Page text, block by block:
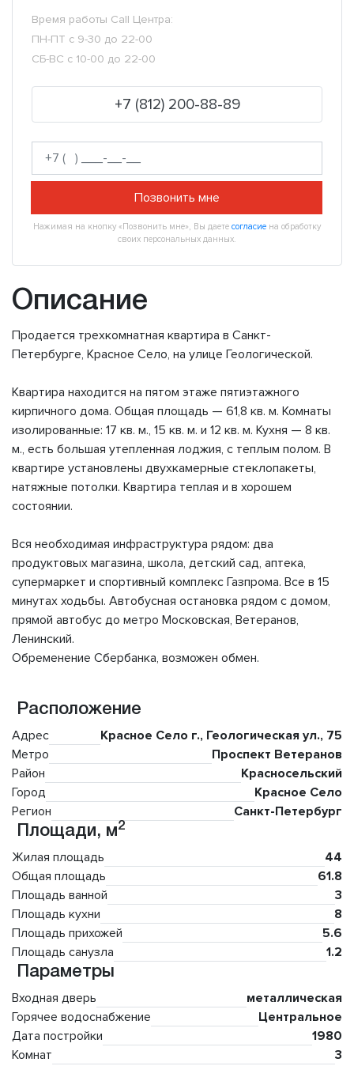
Время работы Call Центра:
ПН-ПТ с 9-30 до 22-00
СБ-ВС с 10-00 до 22-00
+7 (812) 200-88-89
Позвонить мне
Нажимая на кнопку «Позвонить мне», Вы даете согласие на обработку
своих персональных данных.
Описание
Продается трехкомнатная квартира в Санкт-
Петербурге, Красное Село, на улице Геологической.
Квартира находится на пятом этаже пятиэтажного
кирпичного дома. Общая площадь — 61,8 кв. м. Комнаты
изолированные: 17 кв. м., 15 кв. м. и 12 кв. м. Кухня — 8 кв.
м., есть большая утепленная лоджия, с теплым полом. В
квартире установлены двухкамерные стеклопакеты,
натяжные потолки. Квартира теплая и в хорошем
состоянии.
Вся необходимая инфраструктура рядом: два
продуктовых магазина, школа, детский сад, аптека,
супермаркет и спортивный комплекс Газпрома. Все в 15
минутах ходьбы. Автобусная остановка рядом с домом,
прямой автобус до метро Московская, Ветеранов,
Ленинский.
Обременение Сбербанка, возможен обмен.
Расположение
Адрес
Красное Село г., Геологическая ул., 75
Метро
Проспект Ветеранов
Район
Красносельский
Город
Красное Село
Регион
Санкт-Петербург
Площади, м2
Жилая площадь
44
Общая площадь
61.8
Площадь ванной
3
Площадь кухни
8
Площадь прихожей
5.6
Площадь санузла
1.2
Параметры
Входная дверь
металлическая
Горячее водоснабжение
Центральное
Дата постройки
1980
Комнат
3